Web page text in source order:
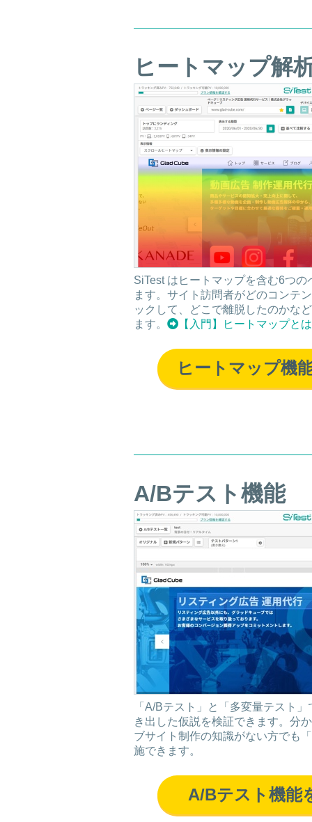
ヒートマップ解
SiTest はヒートマップを含む6つ
ます。サイト訪問者がどのコンテ
ックして、どこで離脱したのかな
ます。
【入門】ヒートマップと
ヒートマップ機
A/Bテスト機能
「A/Bテスト」と「多変量テスト
き出した仮説を検証できます。分
ブサイト制作の知識がない方でも
施できます。
A/Bテスト機能